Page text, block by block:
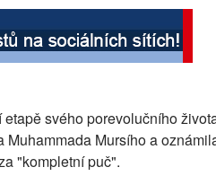
svého porevolučního
Mursího a
"kompletní puč".